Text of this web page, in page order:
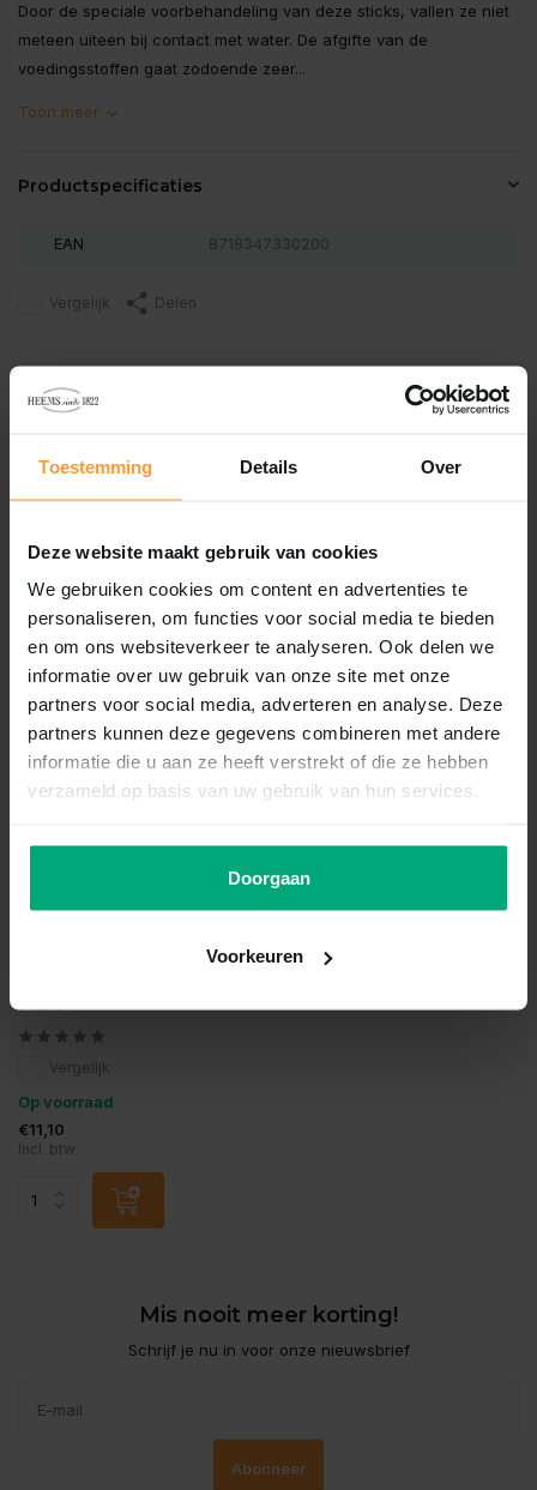
Toestemming Details Over
Deze website maakt gebruik van cookies
We gebruiken cookies om content en advertenties te
personaliseren, om functies voor social media te bieden
en om ons websiteverkeer te analyseren. Ook delen we
informatie over uw gebruik van onze site met onze
partners voor social media, adverteren en analyse. Deze
partners kunnen deze gegevens combineren met andere
informatie die u aan ze heeft verstrekt of die ze hebben
verzameld op basis van uw gebruik van hun services.
Doorgaan
Voorkeuren
Door de speciale voorbehandeling van deze sticks, vallen ze niet
meteen uiteen bij contact met water. De afgifte van de
voedingsstoffen gaat zodoende zeer...
Toon meer
Productspecificaties
EAN 8718347330200
Vergelijk Delen
Reviews
Er zijn nog geen reviews geschreven over dit product..
Schrijf je eigen review
Recent bekeken
Vergelijk
Op voorraad
€11,10
Incl. btw
Mis nooit meer korting!
Schrijf je nu in voor onze nieuwsbrief
Abonneer